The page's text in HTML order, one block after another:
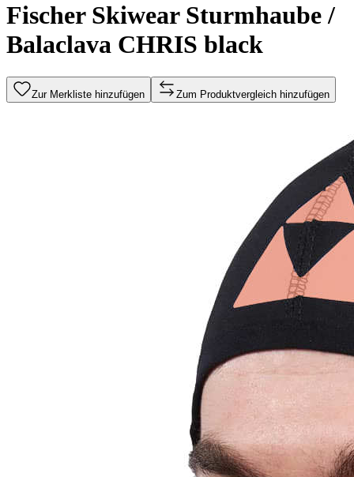
Fischer Skiwear Sturmhaube /
Balaclava CHRIS black
Zur Merkliste hinzufügen Zum Produktvergleich hinzufügen